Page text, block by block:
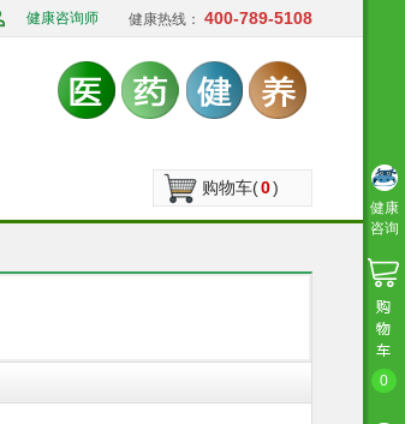
健康咨询师 健康热线： 400-789-5108
购物车(0)
健康
咨询
0